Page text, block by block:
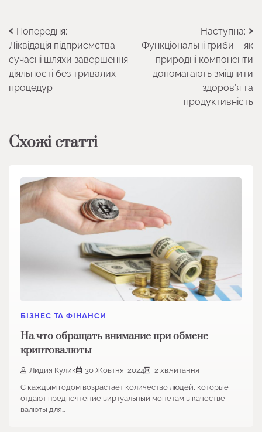
Навігація
записів
Попередня:
Ліквідація підприємства –
сучасні шляхи завершення
діяльності без тривалих
процедур
Наступна:
Функціональні гриби – як
природні компоненти
допомагають зміцнити
здоров’я та
продуктивність
Схожі статті
БІЗНЕС ТА ФІНАНСИ
На что обращать внимание при обмене
криптовалюты
Лидия Кулик 30 Жовтня, 2024
2 хв.читання
С каждым годом возрастает количество людей, которые
отдают предпочтение виртуальный монетам в качестве
валюты для…